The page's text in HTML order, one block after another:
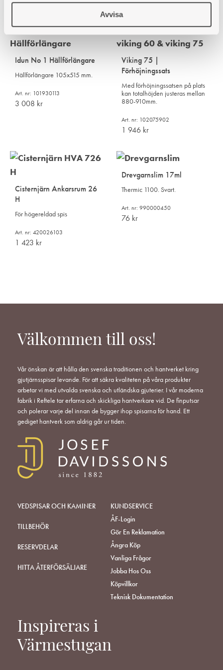
Avvisa
Idun No 1 Hällförlängare
Hällförlängare 105x515 mm.
Art. nr: 101930113
3 008 kr
Viking 75 |
Förhöjningssats
Med förhöjningssatsen på plats
kan totalhöjden justeras mellan
880-910mm.
Art. nr: 102075902
1 946 kr
Cisternjärn Ankarsrum 26
H
För högereldad spis
Art. nr: 420026103
1 423 kr
Drevgarnslim 17ml
Thermic 1100. Svart.
Art. nr: 990000450
76 kr
Välkommen till oss!
Vår önskan är att hålla den svenska traditionen och hantverket kring
gjutjärnsspisar levande. För att säkra kvaliteten på våra produkter
arbetar vi med utvalda svenska och utländska gjuterier. I vår moderna
fabrik i Reftele tar erfarna och skickliga hantverkare vid. De finputsar
och polerar varje del innan de bygger ihop spisarna för hand. Ett
gediget hantverk som aldrig går ur tiden.
VEDSPISAR OCH KAMINER
TILLBEHÖR
RESERVDELAR
HITTA ÅTERFÖRSÄLJARE
KUNDSERVICE
ÅF-Login
Gör En Reklamation
Ångra Köp
Vanliga Frågor
Jobba Hos Oss
Köpvillkor
Teknisk Dokumentation
Inspireras i
Värmestugan